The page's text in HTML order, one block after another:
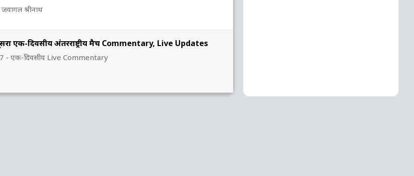
एक-दिवसीय अंतरराष्ट्रीय मैच Commentary, Live Updates
- एक-दिवसीय Live Commentary
जवागल श्रीनाथ